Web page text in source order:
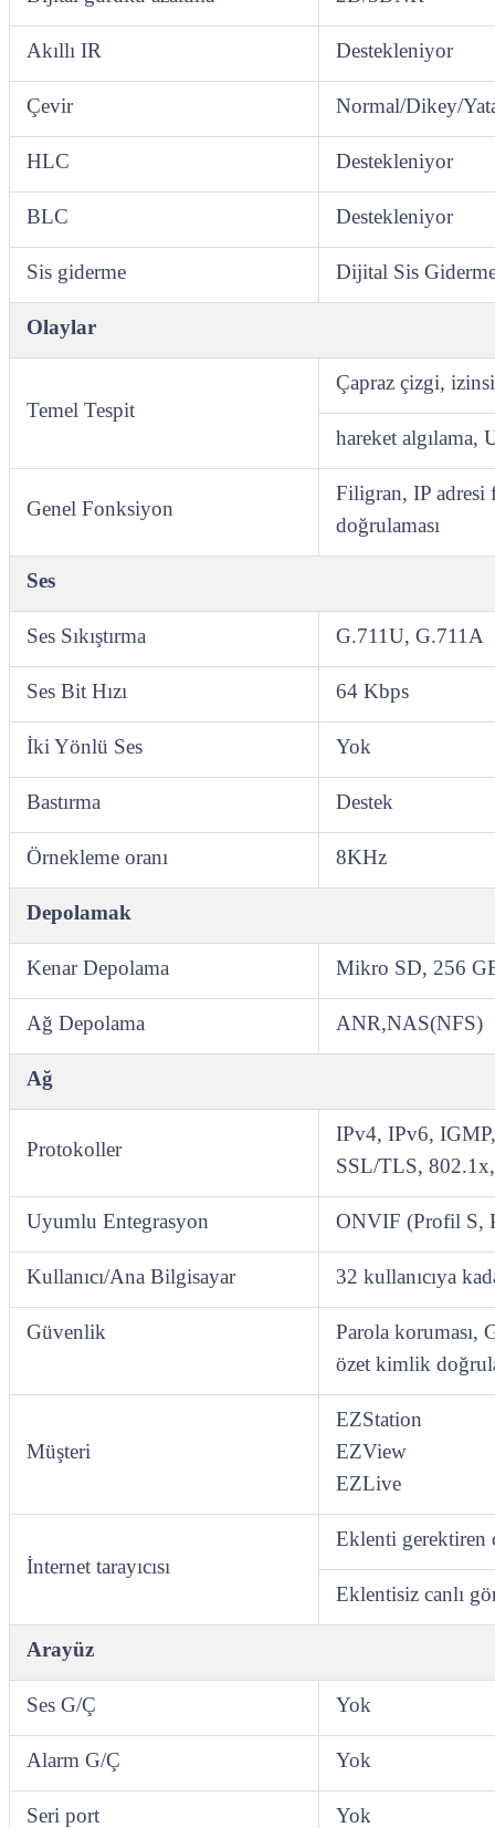
Akıllı IR Destekleniyor
Çevir Normal/Dikey/
HLC Destekleniyor
BLC Destekleniyor
Sis giderme Dijital Sis
Olaylar
Temel Tespit
Çapraz çizgi,
hareket algılama,
Genel Fonksiyon
Filigran, IP adresi
doğrulaması
Ses
Ses Sıkıştırma G.711U, G.711A
Ses Bit Hızı 64 Kbps
İki Yönlü Ses Yok
Bastırma Destek
Örnekleme oranı 8KHz
Depolamak
Kenar Depolama Mikro SD, 256
Ağ Depolama ANR,NAS(NFS)
Ağ
Protokoller
IPv4, IPv6,
SSL/TLS,
Uyumlu Entegrasyon ONVIF (Profil S,
Kullanıcı/Ana Bilgisayar 32 kullanıcıya
Güvenlik
Parola koruması,
özet kimlik
Müşteri
EZStation
EZView
EZLive
İnternet tarayıcısı
Eklenti gerektiren
Eklentisiz canlı
Arayüz
Ses G/Ç Yok
Alarm G/Ç Yok
Seri port Yok